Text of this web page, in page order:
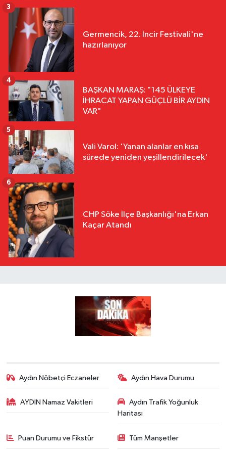
Germencik, 22. İncir Festivali'ne
hazırlanıyor
3
BAŞKAN MARAŞ: "145 ÜLKEYE
İHRACAT YAPAN GÜÇLÜ BİR AYDIN
VAR"
4
Vali Varol: 'Yanan alanlar en kısa
sürede yeniden yeşillendirilecek'
5
CHP Söke İlçe Başkanlığı'na Erkan
Kaçar Atandı
6
Aydın Nöbetçi Eczaneler Aydın Hava Durumu
AYDIN Namaz Vakitleri
Aydın Trafik Yoğunluk
Haritası
Puan Durumu ve Fikstür Tüm Manşetler